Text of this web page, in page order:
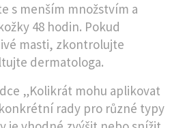
s menším množstvím a
48 hodin. Pokud
masti, zkontrolujte
dermatologa.
„Kolikrát mohu aplikovat
rady pro různé typy